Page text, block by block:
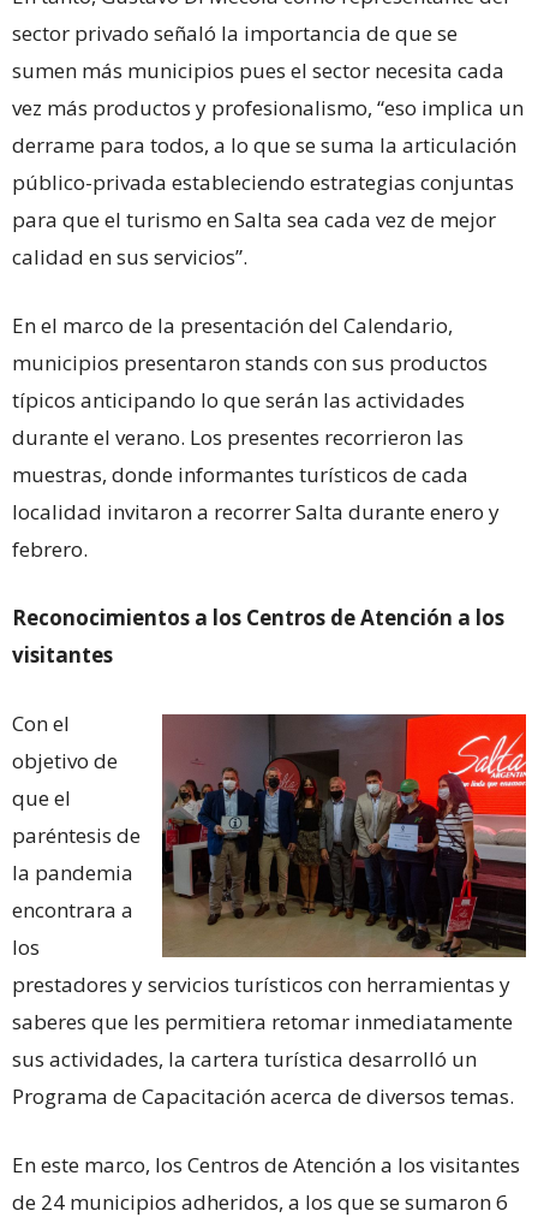
sector privado señaló la importancia de que se
sumen más municipios pues el sector necesita cada
vez más productos y profesionalismo, “eso implica un
derrame para todos, a lo que se suma la articulación
público-privada estableciendo estrategias conjuntas
para que el turismo en Salta sea cada vez de mejor
calidad en sus servicios”.
En el marco de la presentación del Calendario,
municipios presentaron stands con sus productos
típicos anticipando lo que serán las actividades
durante el verano. Los presentes recorrieron las
muestras, donde informantes turísticos de cada
localidad invitaron a recorrer Salta durante enero y
febrero.
Reconocimientos a los Centros de Atención a los
visitantes
Con el
objetivo de
que el
paréntesis de
la pandemia
encontrara a
los
prestadores y servicios turísticos con herramientas y
saberes que les permitiera retomar inmediatamente
sus actividades, la cartera turística desarrolló un
Programa de Capacitación acerca de diversos temas.
En este marco, los Centros de Atención a los visitantes
de 24 municipios adheridos, a los que se sumaron 6